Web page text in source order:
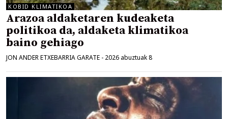
KOBID KLIMATIKOA
Arazoa aldaketaren kudeaketa
politikoa da, aldaketa klimatikoa
baino gehiago
JON ANDER ETXEBARRIA GARATE - 2026 abuztuak 8